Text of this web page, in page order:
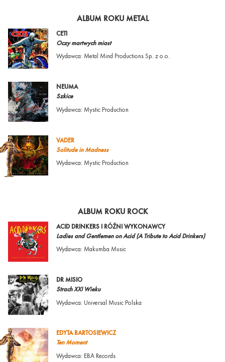
ALBUM ROKU METAL
CETI
Oczy martwych miast
Wydawca: Metal Mind Productions Sp. z o.o.
NEUMA
Szkice
Wydawca: Mystic Production
VADER
Solitude in Madness
Wydawca: Mystic Production
ALBUM ROKU ROCK
ACID DRINKERS I RÓŹNI WYKONAWCY
Ladies and Gentlemen on Acid (A Tribute to Acid Drinkers)
Wydawca: Makumba Music
DR MISIO
Strach XXI Wieku
Wydawca: Universal Music Polska
EDYTA BARTOSIEWICZ
Ten Moment
Wydawca: EBA Records